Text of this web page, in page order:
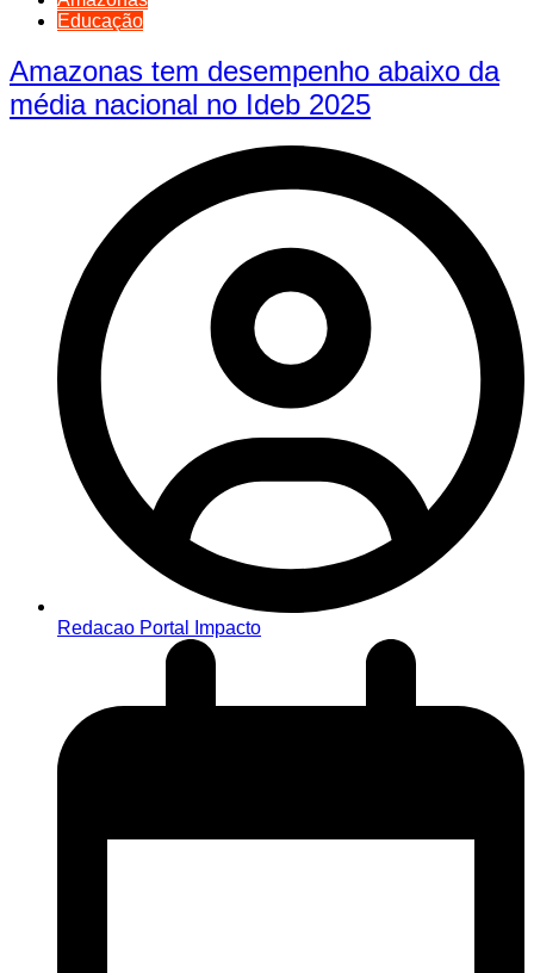
Educação
Amazonas tem desempenho abaixo da
média nacional no Ideb 2025
Redacao Portal Impacto